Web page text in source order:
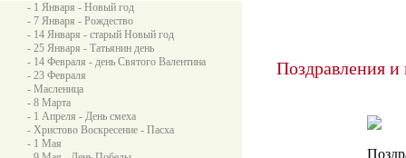
- 1 Января - Новый год
- 7 Января - Рождество
- 14 Января - старый Новый год
- 25 Января - Татьянин день
- 14 Февраля - день Святого Валентина
- 23 Февраля
- Масленица
- 8 Марта
- 1 Апреля - День смеха
- Христово Воскресение - Пасха
- 1 Мая
Поздравления